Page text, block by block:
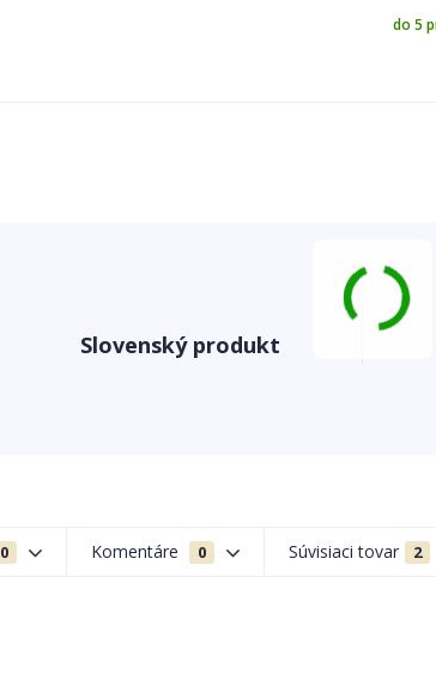
do 5
Slovenský produkt
0 Komentáre 0 Súvisiaci tovar 2